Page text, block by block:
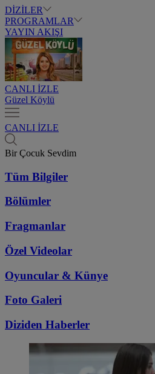
DİZİLER
PROGRAMLAR
YAYIN AKIŞI
CANLI İZLE
Güzel Köylü
CANLI İZLE
Bir Çocuk Sevdim
Tüm Bilgiler
Bölümler
Fragmanlar
Özel Videolar
Oyuncular & Künye
Foto Galeri
Diziden Haberler